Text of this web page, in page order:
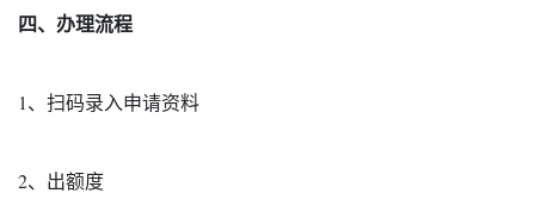
四、办理流程
1、扫码录入申请资料
2、出额度